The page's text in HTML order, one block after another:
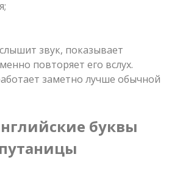
звук, показывает
повторяет его вслух.
заметно лучше обычной
буквы